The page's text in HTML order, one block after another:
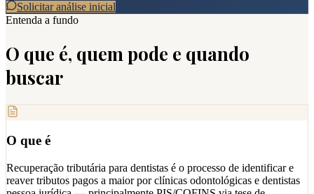
Solicitar análise inicial
Entenda a fundo
O que é, quem pode e quando
buscar
O que é
Recuperação tributária para dentistas é o processo de identificar e
reaver tributos pagos a maior por clínicas odontológicas e dentistas